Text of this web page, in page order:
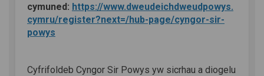
cymuned: https://www.dweudeichdweudpowys.
cymru/register?next=/hub-page/cyngor-sir-
powys
Cyfrifoldeb Cyngor Sir Powys yw sicrhau a diogelu